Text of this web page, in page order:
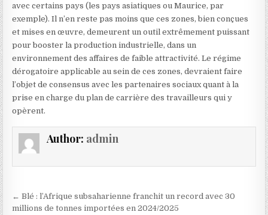
avec certains pays (les pays asiatiques ou Maurice, par
exemple). Il n’en reste pas moins que ces zones, bien conçues
et mises en œuvre, demeurent un outil extrêmement puissant
pour booster la production industrielle, dans un
environnement des affaires de faible attractivité. Le régime
dérogatoire applicable au sein de ces zones, devraient faire
l’objet de consensus avec les partenaires sociaux quant à la
prise en charge du plan de carrière des travailleurs qui y
opèrent.
Author: admin
Navigation de l’article
← Blé : l’Afrique subsaharienne franchit un record avec 30
millions de tonnes importées en 2024/2025